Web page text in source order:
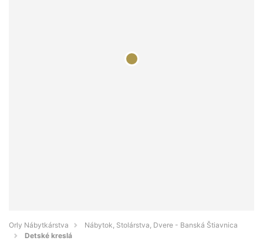
Orly Nábytkárstva
Nábytok, Stolárstva, Dvere - Banská Štiavnica
Detské kreslá